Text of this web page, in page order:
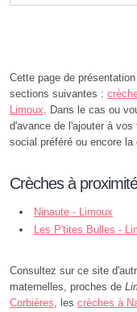
Cette page de
sections suivantes :
Limoux. Dans le cas ou
d'avance de l'ajouter à
social préféré ou encore
Crèches à proximité
Ninaute - Limoux
Les P'tites Bulles -
Consultez sur ce site
maternelles, proches de
Corbières, les crèches à